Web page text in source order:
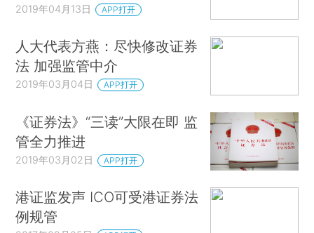
2019年04月13日 APP打开
人大代表方燕：尽快修改证券
法 加强监管中介
2019年03月04日 APP打开
《证券法》“三读”大限在即 监
管全力推进
2019年03月02日 APP打开
港证监发声 ICO可受港证券法
例规管